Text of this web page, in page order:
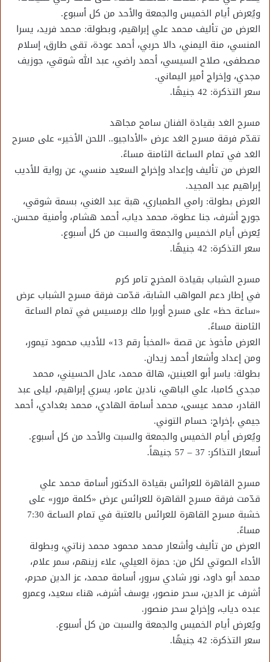
ويُعرض أيام الخميس والجمعة والأحد من كل أسبوع.
العرض من تأليف محمد علي إبراهيم، وبطولة: محمد فريد، يسرا
المنسي، منة اليمني، دالا حربي، أحمد عودة، تقى طارق، إسلام
مصطفى، صلاح السيسي، أحمد راضي، عبد الله شوقي، جوزيف
مجدي، وإخراج أمير اليماني.
سعر التذكرة: 42 جنيهًا.
مسرح الغد بقيادة الفنان سامح مجاهد
تقدّم فرقة مسرح الغد عرض «الأداجيو.. اللحن الأخير» على مسرح
الغد في تمام الساعة الثامنة مساءً.
العرض من تأليف وإعداد وإخراج السعيد منسي، عن رواية للأديب
إبراهيم عبد المجيد.
العرض بطولة: رامي الطمباري، هبة عبد الغني، بسمة شوقي،
جورج أشرف، جنا عطوة، محمد دياب، أحمد هشام، وأمنية محسن.
يُعرض أيام الخميس والجمعة والسبت من كل أسبوع.
سعر التذكرة: 42 جنيهًا.
مسرح الشباب بقيادة المخرج تامر كرم
في إطار دعم المواهب الشابة، قدّمت فرقة مسرح الشباب عرض
«ساعة حظ» على مسرح أوبرا ملك برمسيس في تمام الساعة
الثامنة مساءً.
العرض مأخوذ عن قصة «المخبأ رقم 13» للأديب محمود تيمور،
ومن إعداد وأشعار أحمد زيدان.
بطولة: ياسر أبو العينين، هالة محمد، عادل الحسيني، محمد
مجدي كامبا، علي الباهي، نادين عامر، يسري إبراهيم، ليلى عبد
القادر، محمد عيسى، محمد أسامة الهادي، محمد بغدادي، أحمد
جيمي ،إخراج: حسام التوني.
ويُعرض أيام الخميس والجمعة والسبت والأحد من كل أسبوع.
أسعار التذاكر: 37 – 57 جنيهاً.
مسرح القاهرة للعرائس بقيادة الدكتور أسامة محمد علي
قدّمت فرقة مسرح القاهرة للعرائس عرض «كلمة مرور» على
خشبة مسرح القاهرة للعرائس بالعتبة في تمام الساعة 7:30
مساءً.
العرض من تأليف وأشعار محمد محمود محمد زناتي، وبطولة
الأداء الصوتي لكل من: حمزة العيلي، علاء زينهم، سمر علام،
محمد أبو داود، نور شادي سرور، أسامة محمد، عز الدين محرم،
أشرف عز الدين، سحر منصور، يوسف أشرف، هناء سعيد، وعمرو
عبده دياب، وإخراج سحر منصور.
ويُعرض أيام الخميس والجمعة والسبت من كل أسبوع.
سعر التذكرة: 42 جنيهًا.